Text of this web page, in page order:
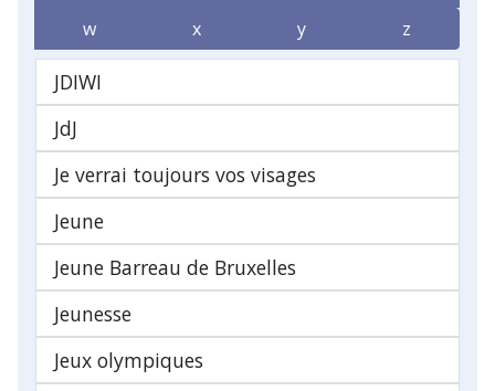
w
x y z
JDIWI
JdJ
Je verrai toujours vos visages
Jeune
Jeune Barreau de Bruxelles
Jeunesse
Jeux olympiques